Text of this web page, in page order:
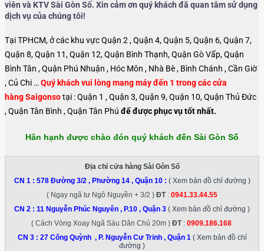
viên và KTV Sài Gòn Số. Xin cảm ơn quý khách đã quan tâm sử dụng
dịch vụ của chúng tôi!
Tại TPHCM, ở các khu vực Quận 2 , Quận 4, Quận 5, Quận 6, Quận 7,
Quận 8, Quận 11, Quận 12, Quận Bình Thạnh, Quận Gò Vấp, Quận
Bình Tân , Quận Phú Nhuận , Hóc Môn , Nhà Bè , Bình Chánh , Cần Giờ
, Củ Chi …Quý khách vui lòng mang máy đến 1 trong các cửa
hàng Saigonsotại : Quận 1 , Quận 3, Quận 9, Quận 10, Quận Thủ Đức
, Quận Tân Bình , Quận Tân Phú để được phục vụ tốt nhất.
Hân hạnh được chào đón quý khách đến Sài Gòn Số
Địa chỉ cửa hàng Sài Gòn Số
CN 1 : 578 Đường 3/2 , Phường 14 , Quận 10: ( Xem bản đồ chỉ đường )
( Ngay ngã tư Ngô Nguyền + 3/2 ) ĐT: 0941.33.44.55
CN 2 : 11 Nguyễn Phúc Nguyên , P.10 , Quận 3 ( Xem bản đồ chỉ đường )
( Cách Vòng Xoay Ngã Sáu Dân Chủ 20m ) ĐT: 0909.186.168
CN 3 : 27 Cống Quỳnh , P. Nguyễn Cư Trinh , Quận 1 ( Xem bản đồ chỉ
đường )